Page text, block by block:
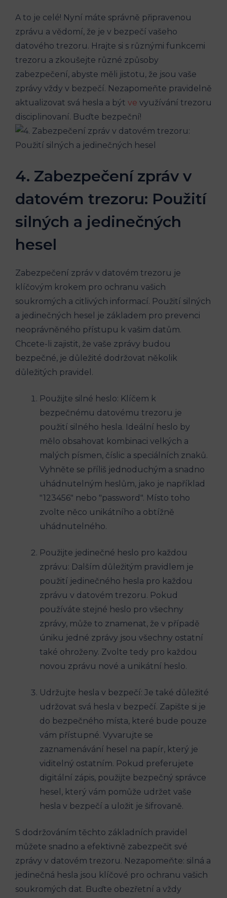
A to je celé! Nyní máte správně připravenou
zprávu a vědomí, že je v bezpečí vašeho
datového trezoru. Hrajte si s různými funkcemi
trezoru a zkoušejte různé způsoby
zabezpečení, abyste měli jistotu, že jsou vaše
zprávy vždy v bezpečí. Nezapomeňte pravidelně
aktualizovat svá hesla a být ve využívání trezoru
disciplinovaní. Buďte bezpeční!
4. Zabezpečení zpráv v
datovém trezoru: Použití
silných a jedinečných
hesel
Zabezpečení zpráv v datovém trezoru je
klíčovým krokem pro ochranu vašich
soukromých a citlivých informací. Použití silných
a jedinečných hesel je základem pro prevenci
neoprávněného přístupu k vašim datům.
Chcete-li zajistit, že vaše zprávy budou
bezpečné, je důležité dodržovat několik
důležitých pravidel.
Použijte silné heslo: Klíčem k
bezpečnému datovému trezoru je
použití silného hesla. Ideální heslo by
mělo obsahovat kombinaci velkých a
malých písmen, číslic a speciálních znaků.
Vyhněte se příliš jednoduchým a snadno
uhádnutelným heslům, jako je například
"123456" nebo "password". Místo toho
zvolte něco unikátního a obtížně
uhádnutelného.
Použijte jedinečné heslo pro každou
zprávu: Dalším důležitým pravidlem je
použití jedinečného hesla pro každou
zprávu v datovém trezoru. Pokud
používáte stejné heslo pro všechny
zprávy, může to znamenat, že v případě
úniku jedné zprávy jsou všechny ostatní
také ohroženy. Zvolte tedy pro každou
novou zprávu nové a unikátní heslo.
Udržujte hesla v bezpečí: Je také důležité
udržovat svá hesla v bezpečí. Zapište si je
do bezpečného místa, které bude pouze
vám přístupné. Vyvarujte se
zaznamenávání hesel na papír, který je
viditelný ostatním. Pokud preferujete
digitální zápis, použijte bezpečný správce
hesel, který vám pomůže udržet vaše
hesla v bezpečí a uložit je šifrovaně.
S dodržováním těchto základních pravidel
můžete snadno a efektivně zabezpečit své
zprávy v datovém trezoru. Nezapomeňte: silná a
jedinečná hesla jsou klíčové pro ochranu vašich
soukromých dat. Buďte obezřetní a vždy